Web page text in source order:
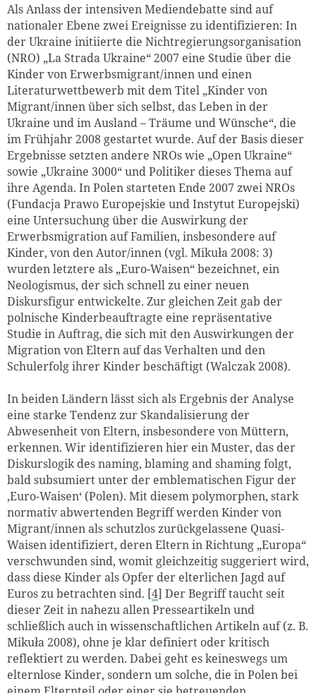
Als Anlass der intensiven Mediendebatte sind auf
nationaler Ebene zwei Ereignisse zu identifizieren: In
der Ukraine initiierte die Nichtregierungsorganisation
(NRO) „La Strada Ukraine“ 2007 eine Studie über die
Kinder von Erwerbsmigrant/innen und einen
Literaturwettbewerb mit dem Titel „Kinder von
Migrant/innen über sich selbst, das Leben in der
Ukraine und im Ausland – Träume und Wünsche“, die
im Frühjahr 2008 gestartet wurde. Auf der Basis dieser
Ergebnisse setzten andere NROs wie „Open Ukraine“
sowie „Ukraine 3000“ und Politiker dieses Thema auf
ihre Agenda. In Polen starteten Ende 2007 zwei NROs
(Fundacja Prawo Europejskie und Instytut Europejski)
eine Untersuchung über die Auswirkung der
Erwerbsmigration auf Familien, insbesondere auf
Kinder, von den Autor/innen (vgl. Mikuła 2008: 3)
wurden letztere als „Euro-Waisen“ bezeichnet, ein
Neologismus, der sich schnell zu einer neuen
Diskursfigur entwickelte. Zur gleichen Zeit gab der
polnische Kinderbeauftragte eine repräsentative
Studie in Auftrag, die sich mit den Auswirkungen der
Migration von Eltern auf das Verhalten und den
Schulerfolg ihrer Kinder beschäftigt (Walczak 2008).
In beiden Ländern lässt sich als Ergebnis der Analyse
eine starke Tendenz zur Skandalisierung der
Abwesenheit von Eltern, insbesondere von Müttern,
erkennen. Wir identifizieren hier ein Muster, das der
Diskurslogik des naming, blaming and shaming folgt,
bald subsumiert unter der emblematischen Figur der
‚Euro-Waisen‘ (Polen). Mit diesem polymorphen, stark
normativ abwertenden Begriff werden Kinder von
Migrant/innen als schutzlos zurückgelassene Quasi-
Waisen identifiziert, deren Eltern in Richtung „Europa“
verschwunden sind, womit gleichzeitig suggeriert wird,
dass diese Kinder als Opfer der elterlichen Jagd auf
Euros zu betrachten sind. [4] Der Begriff taucht seit
dieser Zeit in nahezu allen Presseartikeln und
schließlich auch in wissenschaftlichen Artikeln auf (z. B.
Mikuła 2008), ohne je klar definiert oder kritisch
reflektiert zu werden. Dabei geht es keineswegs um
elternlose Kinder, sondern um solche, die in Polen bei